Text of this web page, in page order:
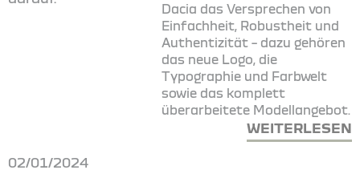
Dacia das Versprechen von
Einfachheit, Robustheit und
Authentizität – dazu gehören
das neue Logo, die
Typographie und Farbwelt
sowie das komplett
überarbeitete Modellangebot.
WEITERLESEN
02/01/2024